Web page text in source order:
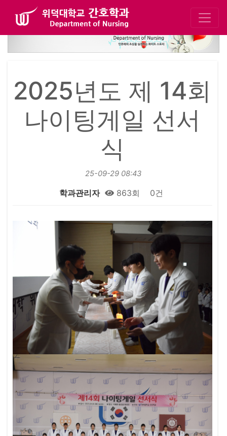
2025년도 제 14회
나이팅게일 선서
식
25-09-29 08:43
학과관리자 863회 0건
본문